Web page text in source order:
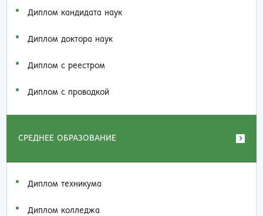
Диплом кандидата наук
Диплом доктора наук
Диплом с реестром
Диплом с проводкой
СРЕДНЕЕ ОБРАЗОВАНИЕ
Диплом техникума
Диплом колледжа